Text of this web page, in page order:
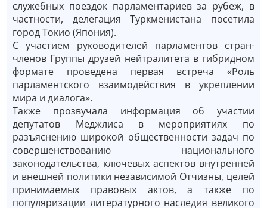
служебных поездок парламентариев за рубеж, в
частности, делегация Туркменистана посетила
город Токио (Япония).
С участием руководителей парламентов стран-
членов Группы друзей нейтралитета в гибридном
формате проведена первая встреча «Роль
парламентского взаимодействия в укреплении
мира и диалога».
Также прозвучала информация об участии
депутатов Меджлиса в мероприятиях по
разъяснению широкой общественности задач по
совершенствованию национального
законодательства, ключевых аспектов внутренней
и внешней политики независимой Отчизны, целей
принимаемых правовых актов, а также по
популяризации литературного наследия великого